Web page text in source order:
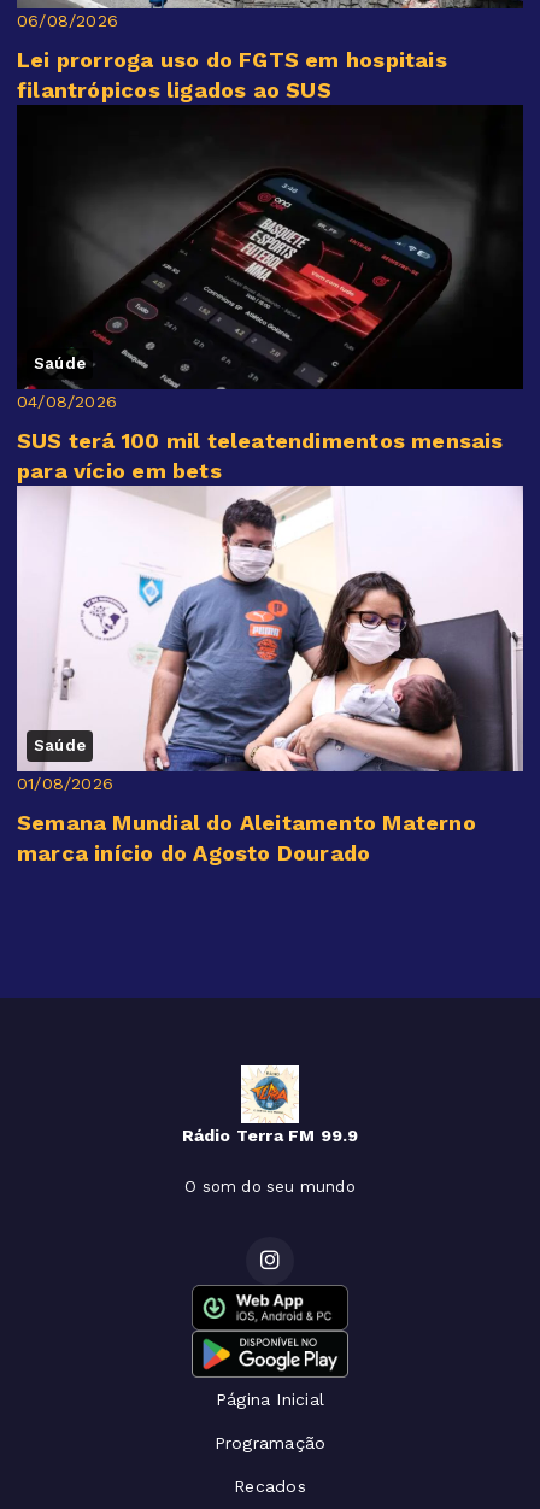
06/08/2026
Lei prorroga uso do FGTS em hospitais
filantrópicos ligados ao SUS
Saúde
04/08/2026
SUS terá 100 mil teleatendimentos mensais
para vício em bets
Saúde
01/08/2026
Semana Mundial do Aleitamento Materno
marca início do Agosto Dourado
Rádio Terra FM 99.9
O som do seu mundo
Página Inicial
Programação
Recados